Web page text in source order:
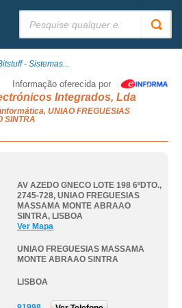
- Sistemas...
Informação oferecida por
Integrados, Lda
UNIAO FREGUESIAS
SINTRA
AV AZEDO GNECO LOTE 198 6ºDTO.,
2745-728, UNIAO FREGUESIAS
MASSAMA MONTE ABRAAO
SINTRA, LISBOA
Ver Mapa
UNIAO FREGUESIAS MASSAMA
MONTE ABRAAO SINTRA
LISBOA